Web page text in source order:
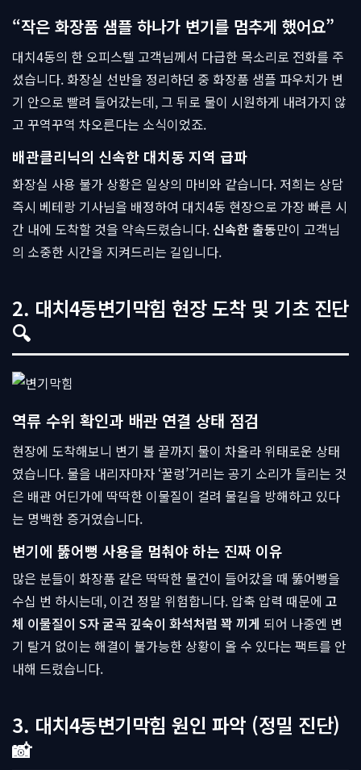
“작은 화장품 샘플 하나가 변기를 멈추게 했어요”
대치4동의 한 오피스텔 고객님께서 다급한 목소리로 전화를 주
셨습니다. 화장실 선반을 정리하던 중 화장품 샘플 파우치가 변
기 안으로 빨려 들어갔는데, 그 뒤로 물이 시원하게 내려가지 않
고 꾸역꾸역 차오른다는 소식이었죠.
배관클리닉의 신속한 대치동 지역 급파
화장실 사용 불가 상황은 일상의 마비와 같습니다. 저희는 상담
즉시 베테랑 기사님을 배정하여 대치4동 현장으로 가장 빠른 시
간 내에 도착할 것을 약속드렸습니다.신속한 출동만이 고객님
의 소중한 시간을 지켜드리는 길입니다.
2. 대치4동변기막힘 현장 도착 및 기초 진단
🔍
역류 수위 확인과 배관 연결 상태 점검
현장에 도착해보니 변기 볼 끝까지 물이 차올라 위태로운 상태
였습니다. 물을 내리자마자 ‘꿀렁’거리는 공기 소리가 들리는 것
은 배관 어딘가에 딱딱한 이물질이 걸려 물길을 방해하고 있다
는 명백한 증거였습니다.
변기에 뚫어뻥 사용을 멈춰야 하는 진짜 이유
많은 분들이 화장품 같은 딱딱한 물건이 들어갔을 때 뚫어뻥을
수십 번 하시는데, 이건 정말 위험합니다. 압축 압력 때문에 고
체 이물질이 S자 굴곡 깊숙이 화석처럼 꽉 끼게 되어 나중엔 변
기 탈거 없이는 해결이 불가능한 상황이 올 수 있다는 팩트를 안
내해 드렸습니다.
3. 대치4동변기막힘 원인 파악 (정밀 진단)
📸